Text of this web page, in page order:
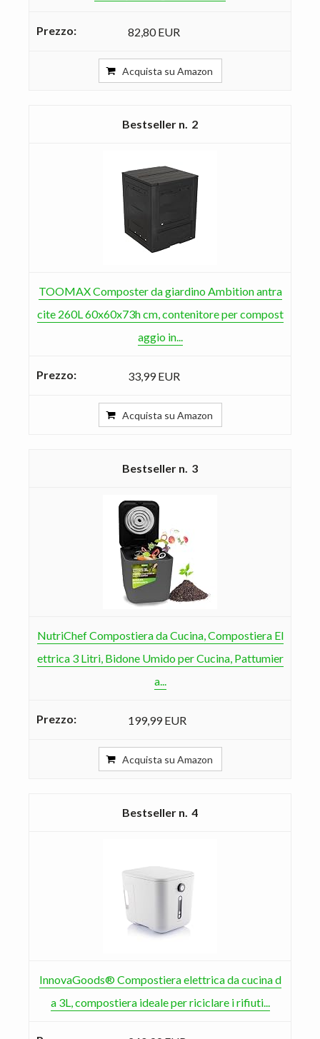
82,80 EUR
Acquista su Amazon
2
TOOMAX Composter da giardino Ambition antra
cite 260L 60x60x73h cm, contenitore per compost
aggio in...
33,99 EUR
Acquista su Amazon
3
NutriChef Compostiera da Cucina, Compostiera El
ettrica 3 Litri, Bidone Umido per Cucina, Pattumier
a...
199,99 EUR
Acquista su Amazon
4
InnovaGoods® Compostiera elettrica da cucina d
a 3L, compostiera ideale per riciclare i rifiuti...